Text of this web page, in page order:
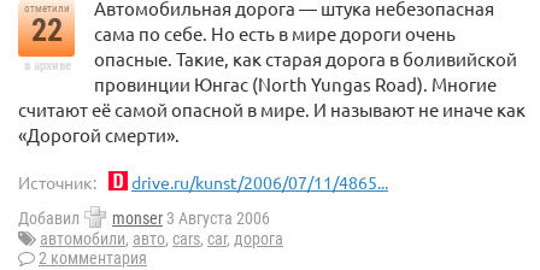
отметили
22
в архиве
Автомобильная дорога — штука небезопасная
сама по себе. Но есть в мире дороги очень
опасные. Такие, как старая дорога в боливийской
провинции Юнгас (North Yungas Road). Многие
считают её самой опасной в мире. И называют не иначе как
«Дорогой смерти».
Источник: drive.ru/kunst/2006/07/11/4865...
Добавил monser 3 Августа 2006
автомобили, авто, cars, car, дорога
2 комментария